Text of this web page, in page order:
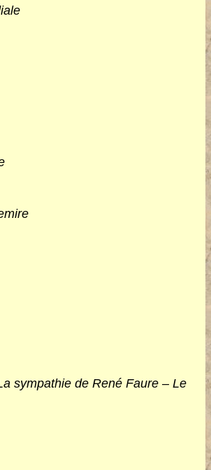
sympathie de René Faure – Le